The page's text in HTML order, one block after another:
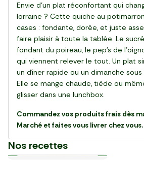
Envie d’un plat réconfortant qui
lorraine ? Cette quiche au
cases : fondante, dorée, et juste
faire plaisir à toute la tablée. Le
fondant du poireau, le pep’s de
qui viennent relever le tout. Un plat
un dîner rapide ou un dimanche sous
Elle se mange chaude, tiède ou
glisser dans une lunchbox.
Commandez vos produits frais dès
Marché et faites vous livrer chez vous.
Nos recettes